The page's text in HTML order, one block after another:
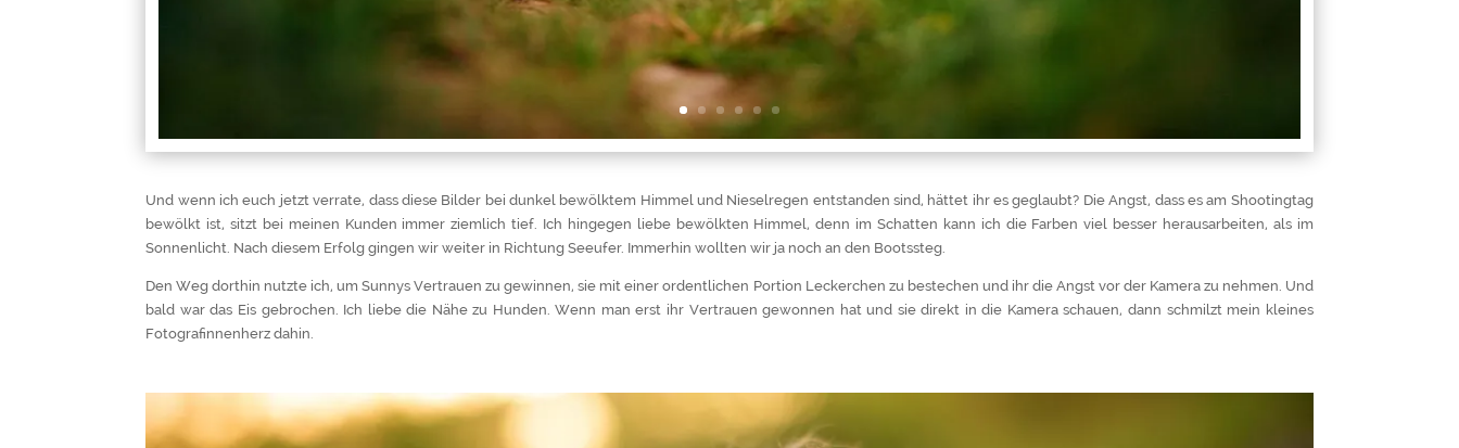
Und wenn ich euch jetzt verrate, dass diese Bilder bei dunkel bewölktem Himmel und Nieselregen entstanden sind, hättet ihr es geglaubt? Die Angst, dass es am Shootingtag
bewölkt ist, sitzt bei meinen Kunden immer ziemlich tief. Ich hingegen liebe bewölkten Himmel, denn im Schatten kann ich die Farben viel besser herausarbeiten, als im
Sonnenlicht. Nach diesem Erfolg gingen wir weiter in Richtung Seeufer. Immerhin wollten wir ja noch an den Bootssteg.
Den Weg dorthin nutzte ich, um Sunnys Vertrauen zu gewinnen, sie mit einer ordentlichen Portion Leckerchen zu bestechen und ihr die Angst vor der Kamera zu nehmen. Und
bald war das Eis gebrochen. Ich liebe die Nähe zu Hunden. Wenn man erst ihr Vertrauen gewonnen hat und sie direkt in die Kamera schauen, dann schmilzt mein kleines
Fotografinnenherz dahin.